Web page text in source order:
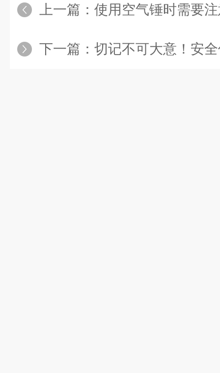
上一篇： 使用空气锤时需要注
下一篇： 切记不可大意！安